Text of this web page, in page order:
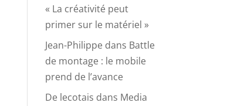
« La créativité peut
primer sur le matériel »
Jean-Philippe dans Battle
de montage : le mobile
prend de l’avance
De lecotais dans Media